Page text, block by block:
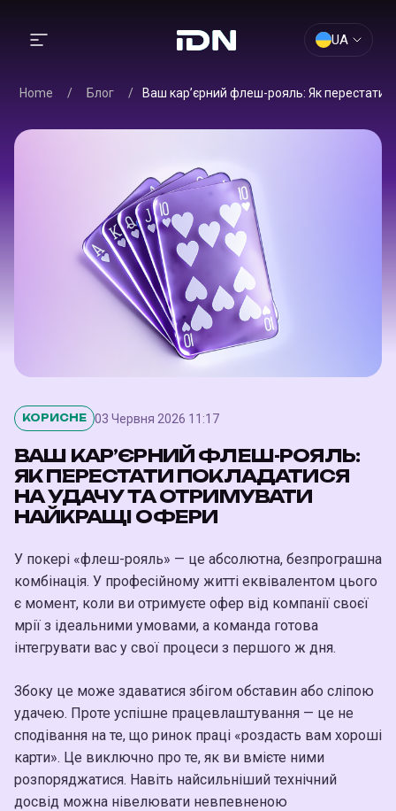
UA
Home / Блог / Ваш кар’єрний флеш-рояль: Як перестати
КОРИСНЕ 03 Червня 2026 11:17
ВАШ КАР’ЄРНИЙ ФЛЕШ-РОЯЛЬ:
ЯК ПЕРЕСТАТИ ПОКЛАДАТИСЯ
НА УДАЧУ ТА ОТРИМУВАТИ
НАЙКРАЩІ ОФЕРИ
У покері «флеш-рояль» — це абсолютна, безпрограшна
комбінація. У професійному житті еквівалентом цього
є момент, коли ви отримуєте офер від компанії своєї
мрії з ідеальними умовами, а команда готова
інтегрувати вас у свої процеси з першого ж дня.
Збоку це може здаватися збігом обставин або сліпою
удачею. Проте успішне працевлаштування — це не
сподівання на те, що ринок праці «роздасть вам хороші
карти». Це виключно про те, як ви вмієте ними
розпоряджатися. Навіть найсильніший технічний
досвід можна нівелювати невпевненою